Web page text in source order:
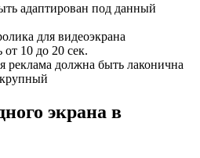
адаптирован под данный
для видеоэкрана
от 10 до 20 сек.
реклама должна быть лаконична
экрана в